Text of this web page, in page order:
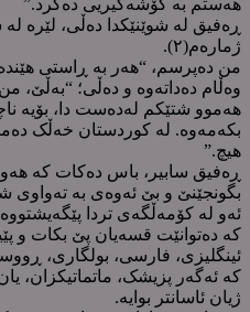
هەستم بە گۆشەگیریی دەکرد.”
ڕەفیق لە شوێنێکدا دەڵی، لێرە
ژمارەم(٢).
من دەپرسم، “هەر بە ڕاستی
وەڵام دەداتەوە و دەڵی؛ “بەڵێ،
هەموو شتێکم لەدەست دا، بۆیە
بکەمەوە. لە کوردستان خەڵک
هیچ.”
ڕەفیق سابیر، باس دەکات کە
بگونجێنێ و بێ ئەوەی بە تەواوی
ئەو لە کۆمەڵگەی تردا
کە دەتوانێت قسەیان پێ بکات و
ئینگلیزی، فارسی، بولگاری،
کە ئەگەر پزیشک، ماتماتیکزان،
ژیان ئاسانتر بوایە.